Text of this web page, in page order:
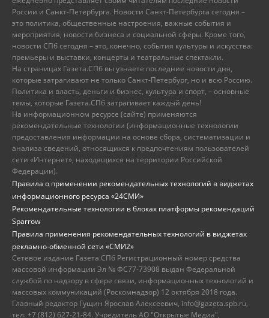
России и Санкт-Петербурга. Новости Санкт-Петербурга сегодня –
это политика, общественные настроения, важные события и
мероприятия, новости бизнеса и социальной сферы. Кроме того,
новости СПб сегодня – это, конечно, события культуры и искусства:
премьеры и выставки, концерты и театральные спектакли.
На страницах Газета.СПб вы узнаете последние новости дня,
которые затрагивают не только Санкт-Петербург, но и всю Россию.
Политика и власть, деньги и бизнес, культура и спорт, – основные
темы, которые Газета.СПб затрагивает каждый день!
На информационном ресурсе (сайте) применяются
рекомендательные технологии (информационные технологии
предоставления информации на основе сбора, систематизации и
анализа сведений, относящихся к предпочтениям пользователей
сети «Интернет», находящихся на территории Российской
Федерации).
Правила о применении рекомендательных технологий в виджетах
информационного ресурса «24СМИ»
Рекомендательные технологии в блоках платформы рекомендаций
Sparrow
Правила применения рекомендательных технологий в виджетах
рекламно-обменной сети «СМИ2»
Сетевое издание Газета.СПб Регистрационный номер средства
массовой информации Эл № ФС77-73908 выдан Федеральной
службой по надзору в сфере связи, информационных технологий и
массовых коммуникаций (Роскомнадзор) 12 октября 2018 года.
Главный редактор Гущин Ярослав Алексеевич, info@gazeta.spb.ru,
тел: +7 (812) 627-21-84. Учредитель АО "Открытые Медиа",